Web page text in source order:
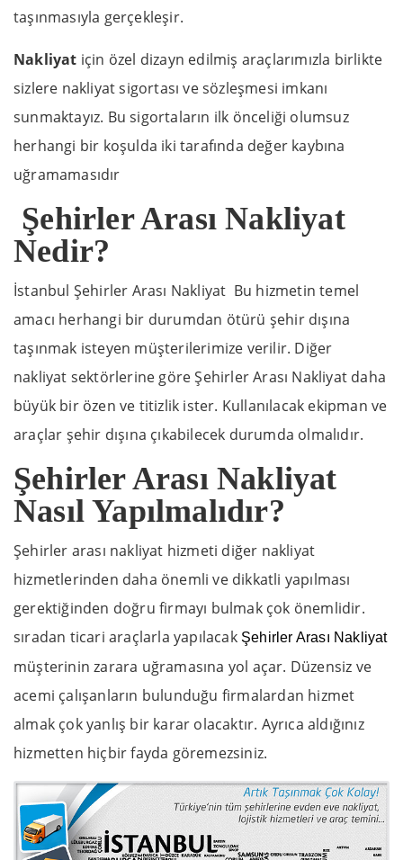
taşınmasıyla gerçekleşir.
Nakliyat için özel dizayn edilmiş araçlarımızla birlikte
sizlere nakliyat sigortası ve sözleşmesi imkanı
sunmaktayız. Bu sigortaların ilk önceliği olumsuz
herhangi bir koşulda iki tarafında değer kaybına
uğramamasıdır
Şehirler Arası Nakliyat
Nedir?
İstanbul Şehirler Arası Nakliyat Bu hizmetin temel
amacı herhangi bir durumdan ötürü şehir dışına
taşınmak isteyen müşterilerimize verilir. Diğer
nakliyat sektörlerine göre Şehirler Arası Nakliyat daha
büyük bir özen ve titizlik ister. Kullanılacak ekipman ve
araçlar şehir dışına çıkabilecek durumda olmalıdır.
Şehirler Arası Nakliyat
Nasıl Yapılmalıdır?
Şehirler arası nakliyat hizmeti diğer nakliyat
hizmetlerinden daha önemli ve dikkatli yapılması
gerektiğinden doğru firmayı bulmak çok önemlidir.
sıradan ticari araçlarla yapılacak Şehirler Arası Nakliyat
müşterinin zarara uğramasına yol açar. Düzensiz ve
acemi çalışanların bulunduğu firmalardan hizmet
almak çok yanlış bir karar olacaktır. Ayrıca aldığınız
hizmetten hiçbir fayda göremezsiniz.